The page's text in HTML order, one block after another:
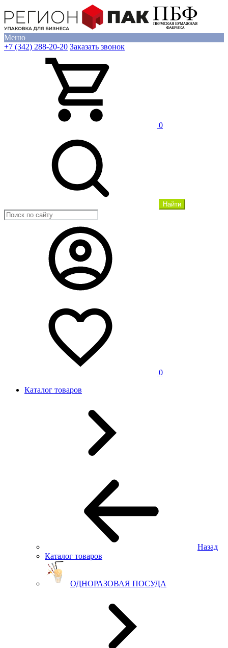
Меню
+7 (342) 288-20-20 Заказать звонок
0
Найти
0
Каталог товаров
Назад
Каталог товаров
ОДНОРАЗОВАЯ ПОСУДА